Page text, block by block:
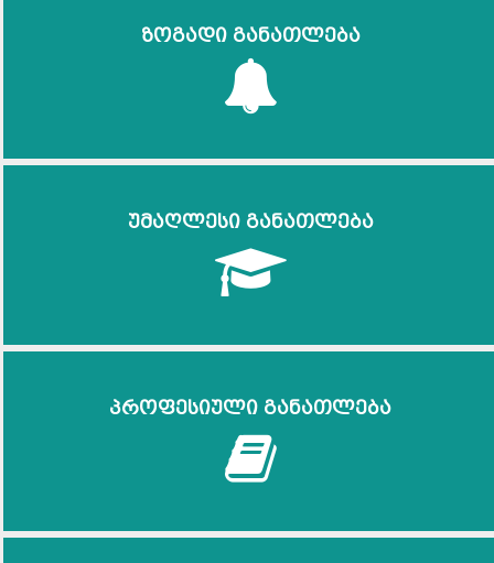
ზოგადი განათლება
უმაღლესი განათლება
პროფესიული განათლება